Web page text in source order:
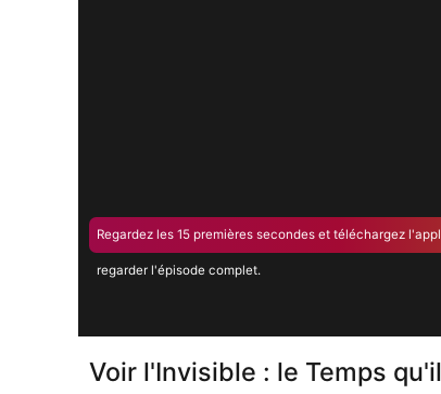
Regardez les 15 premières secondes et téléchargez
regarder l'épisode complet.
Voir l'Invisible : le Temps